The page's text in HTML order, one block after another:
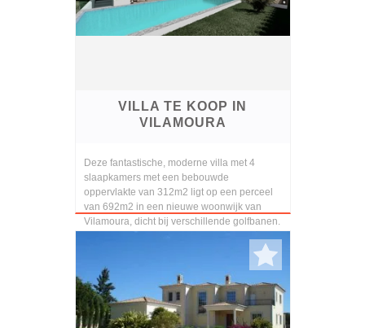
VILLA TE KOOP IN
VILAMOURA
Deze fantastische, moderne villa met 4
slaapkamers met een bebouwde
oppervlakte van 312m2 ligt op een perceel
van 692m2 in een nieuwe woonwijk van
Vilamoura, dicht bij verschillende golfbanen.